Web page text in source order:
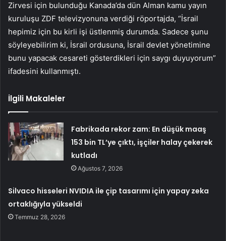
Zirvesi için bulunduğu Kanada’da dün Alman kamu yayın
kuruluşu ZDF televizyonuna verdiği röportajda, “İsrail
hepimiz için bu kirli işi üstlenmiş durumda. Sadece şunu
söyleyebilirim ki, İsrail ordusuna, İsrail devlet yönetimine
bunu yapacak cesareti gösterdikleri için saygı duyuyorum”
ifadesini kullanmıştı.
İlgili Makaleler
Fabrikada rekor zam: En düşük maaş
153 bin TL’ye çıktı, işçiler halay çekerek
kutladı
Ağustos 7, 2026
Silvaco hisseleri NVIDIA ile çip tasarımı için yapay zeka
ortaklığıyla yükseldi
Temmuz 28, 2026